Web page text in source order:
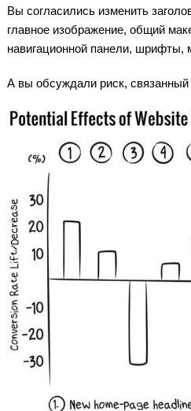
Вы согласились изменить
главное изображение, общий
навигационной панели, шрифты,
А вы обсуждали риск,